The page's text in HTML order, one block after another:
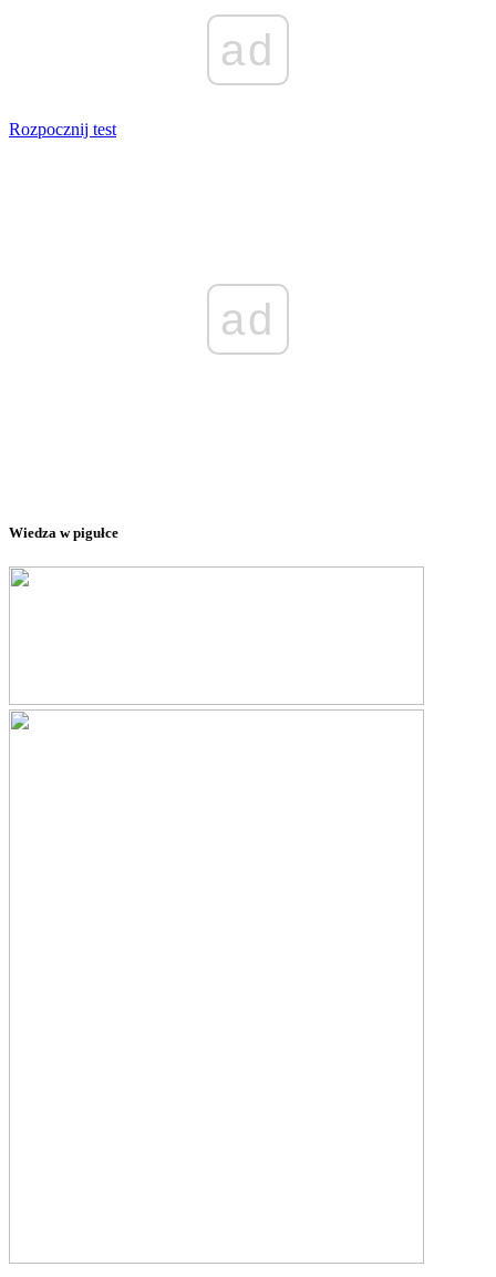
ad
Rozpocznij test
ad
Wiedza w pigułce